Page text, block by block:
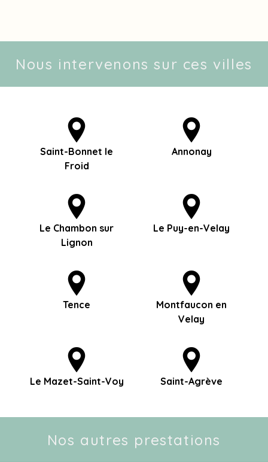
Nous intervenons sur ces villes
Saint-Bonnet le
Froid
Annonay
Le Chambon sur
Lignon
Le Puy-en-Velay
Tence
Montfaucon en
Velay
Le Mazet-Saint-Voy Saint-Agrève
Nos autres prestations